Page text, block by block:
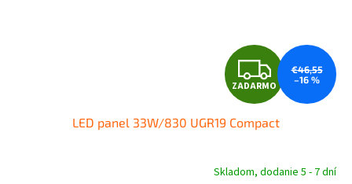
Z
A
D
A
ZADARMO
€46,55
–16 %
LED panel 33W/830 UGR19 Compact
Skladom, dodanie 5 - 7 dní